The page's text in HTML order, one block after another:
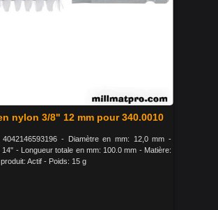
nylon 3/8" 12 mm pour 340.0010
- Diamètre en mm: 12,0 mm -
14" - Longueur totale en mm: 100.0 mm - Matière:
Actif - Poids: 15 g